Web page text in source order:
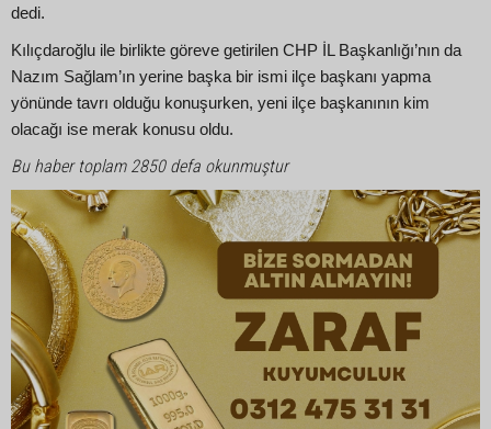
dedi.
Kılıçdaroğlu ile birlikte göreve getirilen CHP İL Başkanlığı’nın da
Nazım Sağlam’ın yerine başka bir ismi ilçe başkanı yapma
yönünde tavrı olduğu konuşurken, yeni ilçe başkanının kim
olacağı ise merak konusu oldu.
Bu haber toplam 2850 defa okunmuştur